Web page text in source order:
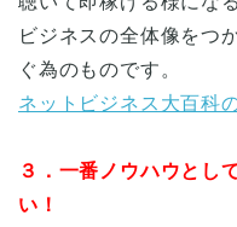
ビジネスの全体像をつ
ぐ為のものです。
ネットビジネス大百科
３．一番ノウハウとし
い！